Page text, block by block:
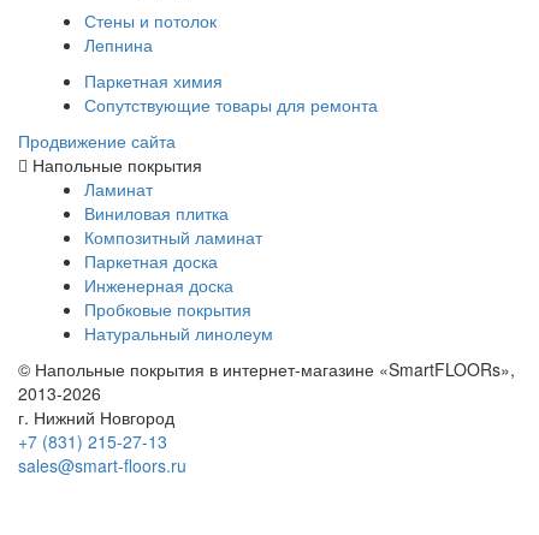
Стены и потолок
Лепнина
Паркетная химия
Сопутствующие товары для ремонта
Продвижение сайта
Напольные покрытия
Ламинат
Виниловая плитка
Композитный ламинат
Паркетная доска
Инженерная доска
Пробковые покрытия
Натуральный линолеум
© Напольные покрытия в интернет-магазине «SmartFLOORs»,
2013-2026
г. Нижний Новгород
+7 (831) 215-27-13
sales@smart-floors.ru